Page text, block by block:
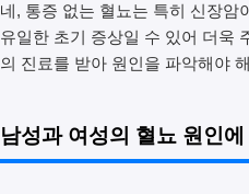
네, 통증 없는 혈뇨는 특히 신장암
유일한 초기 증상일 수 있어 더욱
의 진료를 받아 원인을 파악해야
남성과 여성의 혈뇨 원인